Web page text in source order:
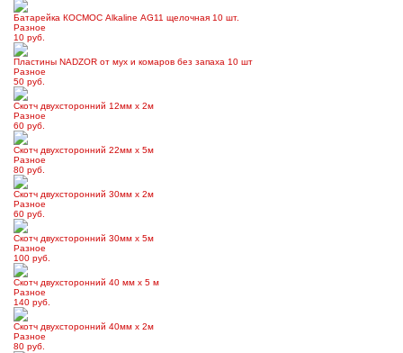
Батарейка КОСМОС Alkaline АG11 щелочная 10 шт.
Разное
10 руб.
Пластины NADZOR от мух и комаров без запаха 10 шт
Разное
50 руб.
Скотч двухсторонний 12мм х 2м
Разное
60 руб.
Скотч двухсторонний 22мм х 5м
Разное
80 руб.
Скотч двухсторонний 30мм x 2м
Разное
60 руб.
Скотч двухсторонний 30мм х 5м
Разное
100 руб.
Скотч двухсторонний 40 мм x 5 м
Разное
140 руб.
Скотч двухсторонний 40мм х 2м
Разное
80 руб.